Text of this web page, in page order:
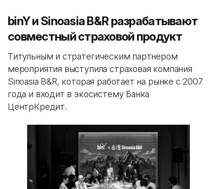
binY и Sinoasia B&R разрабатывают
совместный страховой продукт
Титульным и стратегическим партнером
мероприятия выступила страховая компания
Sinoasia B&R, которая работает на рынке с 2007
года и входит в экосистему Банка
ЦентрКредит.